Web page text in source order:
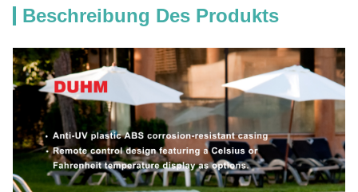
Beschreibung Des Produkts